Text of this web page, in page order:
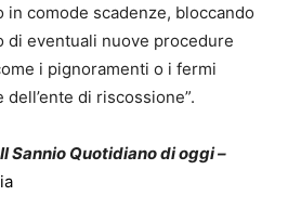
in comode scadenze, bloccando
di eventuali nuove procedure
i pignoramenti o i fermi
di riscossione”.
Sannio Quotidiano di oggi –